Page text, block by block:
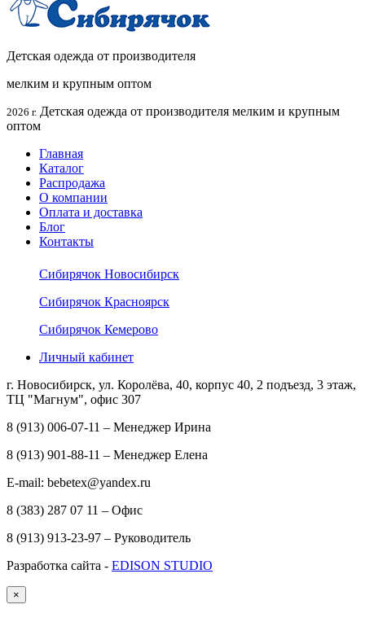
Детская одежда от производителя
мелким и крупным оптом
2026 г. Детская одежда от производителя мелким и крупным
оптом
Главная
Каталог
Распродажа
О компании
Оплата и доставка
Блог
Контакты
Сибирячок Новосибирск
Сибирячок Красноярск
Сибирячок Кемерово
Личный кабинет
г. Новосибирск, ул. Королёва, 40, корпус 40, 2 подъезд, 3 этаж,
ТЦ "Магнум", офис 307
8 (913) 006-07-11 – Менеджер Ирина
8 (913) 901-88-11 – Менеджер Елена
E-mail: bebetex@yandex.ru
8 (383) 287 07 11 – Офис
8 (913) 913-23-97 – Руководитель
Разработка сайта - EDISON STUDIO
×